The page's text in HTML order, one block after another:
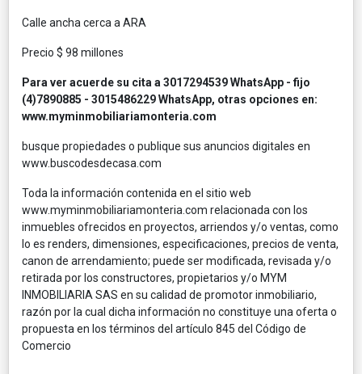
Calle ancha cerca a ARA
Precio $ 98 millones
Para ver acuerde su cita a 3017294539 WhatsApp - fijo
(4)7890885 - 3015486229 WhatsApp, otras opciones en:
www.myminmobiliariamonteria.com
busque propiedades o publique sus anuncios digitales en
www.buscodesdecasa.com
Toda la información contenida en el sitio web
www.myminmobiliariamonteria.com relacionada con los
inmuebles ofrecidos en proyectos, arriendos y/o ventas, como
lo es renders, dimensiones, especificaciones, precios de venta,
canon de arrendamiento; puede ser modificada, revisada y/o
retirada por los constructores, propietarios y/o MYM
INMOBILIARIA SAS en su calidad de promotor inmobiliario,
razón por la cual dicha información no constituye una oferta o
propuesta en los términos del artículo 845 del Código de
Comercio